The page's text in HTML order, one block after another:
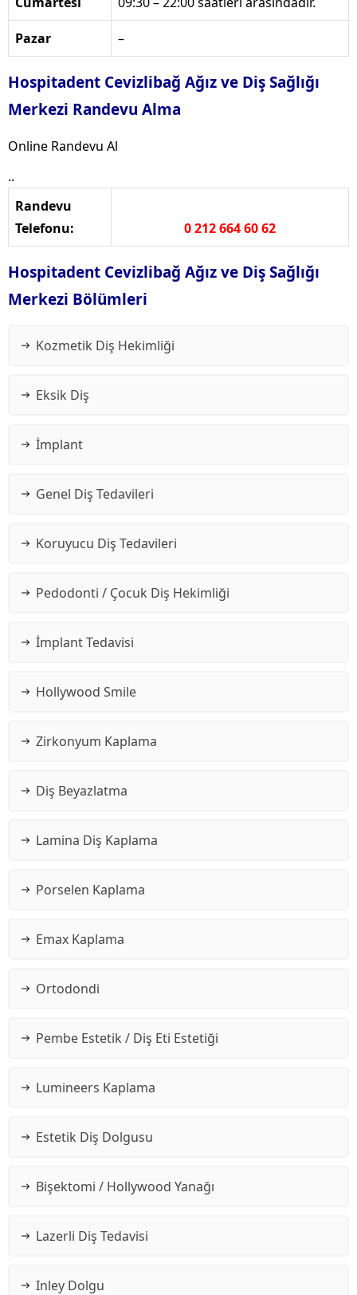
Pazar –
Hospitadent Cevizlibağ Ağız ve Diş Sağlığı
Merkezi Randevu Alma
Online Randevu Al
..
Randevu
Telefonu:
0 212 664 60 62
Hospitadent Cevizlibağ Ağız ve Diş Sağlığı
Merkezi Bölümleri
Kozmetik Diş Hekimliği
Eksik Diş
İmplant
Genel Diş Tedavileri
Koruyucu Diş Tedavileri
Pedodonti / Çocuk Diş Hekimliği
İmplant Tedavisi
Hollywood Smile
Zirkonyum Kaplama
Diş Beyazlatma
Lamina Diş Kaplama
Porselen Kaplama
Emax Kaplama
Ortodondi
Pembe Estetik / Diş Eti Estetiği
Lumineers Kaplama
Estetik Diş Dolgusu
Bişektomi / Hollywood Yanağı
Lazerli Diş Tedavisi
Inley Dolgu